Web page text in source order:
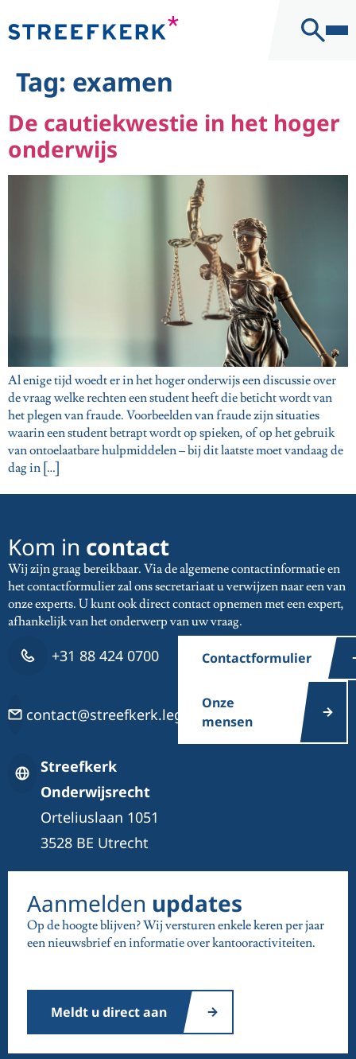
Contact
Tag: examen
De cautiekwestie in het hoger
onderwijs
Al enige tijd woedt er in het hoger onderwijs een discussie over
de vraag welke rechten een student heeft die beticht wordt van
het plegen van fraude. Voorbeelden van fraude zijn situaties
waarin een student betrapt wordt op spieken, of op het gebruik
van ontoelaatbare hulpmiddelen – bij dit laatste moet vandaag de
dag in […]
Kom in contact
Wij zijn graag bereikbaar. Via de algemene contactinformatie en
het contactformulier zal ons secretariaat u verwijzen naar een van
onze experts. U kunt ook direct contact opnemen met een expert,
afhankelijk van het onderwerp van uw vraag.
+31 88 424 0700
contact@streefkerk.legal
Streefkerk
Onderwijsrecht
Orteliuslaan 1051
3528 BE Utrecht
Contactformulier
Onze
mensen
Aanmelden updates
Op de hoogte blijven? Wij versturen enkele keren per jaar
een nieuwsbrief en informatie over kantooractiviteiten.
Meldt u direct aan